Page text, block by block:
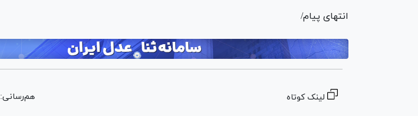
انتهای پیام/
لینک کوتاه هم‌رسانی: